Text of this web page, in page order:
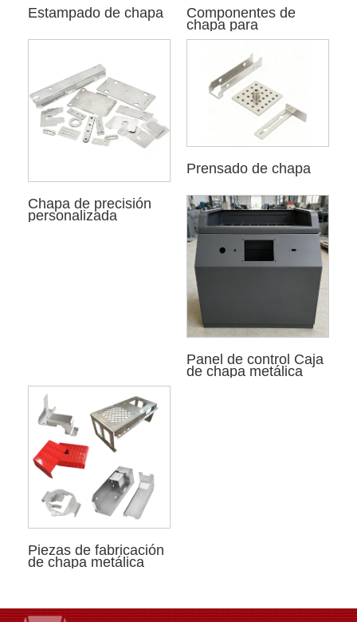
Estampado de chapa Componentes de
chapa para
automóviles
Chapa de precisión
personalizada
Prensado de chapa
Panel de control Caja
de chapa metálica
Piezas de fabricación
de chapa metálica